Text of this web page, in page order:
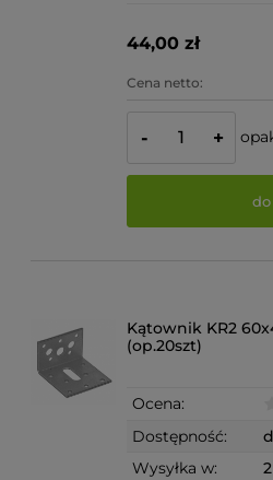
44,00 zł
Cena netto:
- +
do
Kątownik KR2
(op.20szt)
Ocena:
Dostępność:
Wysyłka w: